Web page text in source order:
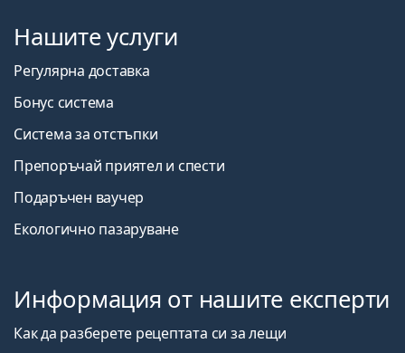
Нашите услуги
Регулярна доставка
Бонус система
Система за отстъпки
Препоръчай приятел и спести
Подаръчен ваучер
Екологично пазаруване
Информация от нашите експерти
Как да разберете рецептата си за лещи